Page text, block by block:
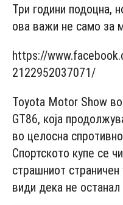
Три години подоцна,
ова важи не само за
https://
2122952037071/
Toyota Motor Show
GT86, која
во целосна
Спортското купе се
страшниот
види дека не